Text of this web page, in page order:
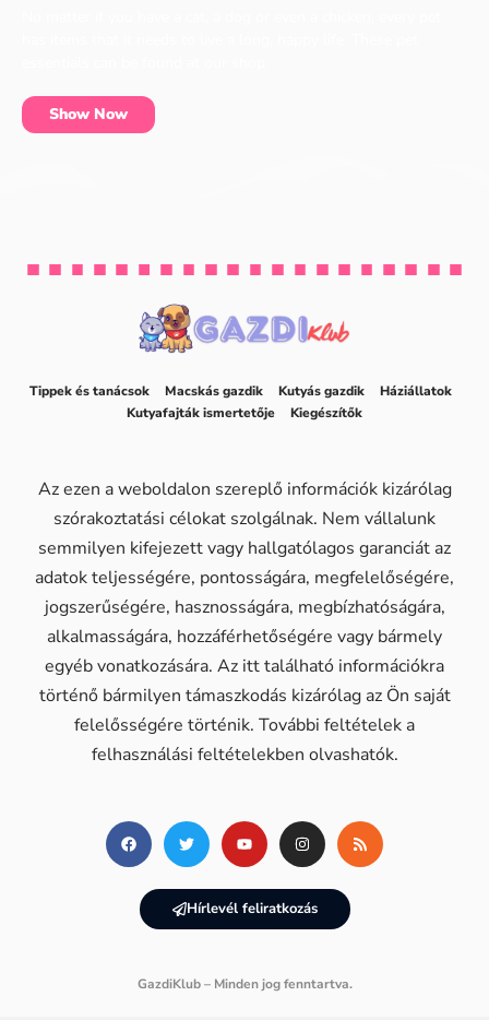
Show Now
Tippek és tanácsok Macskás gazdik Kutyás gazdik
Háziállatok
Kutyafajták ismertetője
Kiegészítők
Az ezen a weboldalon szereplő információk kizárólag
szórakoztatási célokat szolgálnak. Nem vállalunk
semmilyen kifejezett vagy hallgatólagos garanciát az
adatok teljességére, pontosságára, megfelelőségére,
jogszerűségére, hasznosságára, megbízhatóságára,
alkalmasságára, hozzáférhetőségére vagy bármely
egyéb vonatkozására. Az itt található információkra
történő bármilyen támaszkodás kizárólag az Ön saját
felelősségére történik. További feltételek a
felhasználási feltételekben olvashatók.
Hírlevél feliratkozás
GazdiKlub – Minden jog fenntartva.